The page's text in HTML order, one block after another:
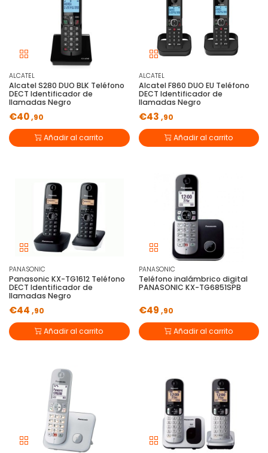
ALCATEL
Alcatel S280 DUO BLK Teléfono
DECT Identificador de
llamadas Negro
€40,90
Añadir al carrito
ALCATEL
Alcatel F860 DUO EU Teléfono
DECT Identificador de
llamadas Negro
€43 ,90
Añadir al carrito
PANASONIC
Panasonic KX-TG1612 Teléfono
DECT Identificador de
llamadas Negro
€44 ,90
Añadir al carrito
PANASONIC
Teléfono inalámbrico digital
PANASONIC KX-TG6851SPB
€49 ,90
Añadir al carrito